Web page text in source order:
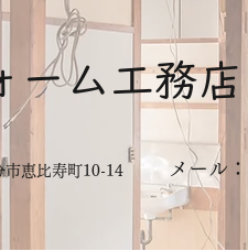
ーム工務店
恵比寿町10-14 メール：